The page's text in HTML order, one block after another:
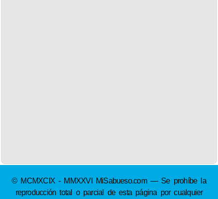
© MCMXCIX - MMXXVI MiSabueso.com — Se prohíbe la
reproducción total o parcial de esta página por cualquier